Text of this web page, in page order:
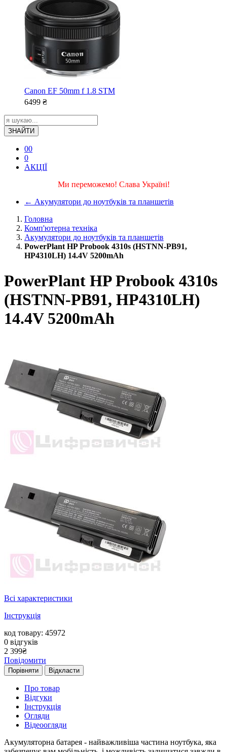
Canon EF 50mm f 1.8 STM
6499 ₴
ЗНАЙТИ
00
0
АКЦІЇ
Ми переможемо! Слава Україні!
← Акумулятори до ноутбуків та планшетів
Головна
Комп'ютерна техніка
Акумулятори до ноутбуків та планшетів
PowerPlant HP Probook 4310s (HSTNN-PB91,
HP4310LH) 14.4V 5200mAh
PowerPlant HP Probook 4310s
(HSTNN-PB91, HP4310LH)
14.4V 5200mAh
Всі характеристики
Інструкція
код товару: 45972
0 відгуків
2 399₴
Повідомити
Порівняти Відкласти
Про товар
Відгуки
Інструкція
Огляди
Відеоогляди
Акумуляторна батарея - найважливіша частина ноутбука, яка